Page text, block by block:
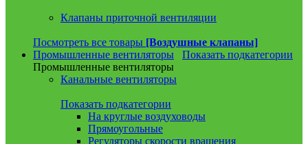
Клапаны приточной вентиляции
Посмотреть все товары [Воздушные клапаны]
Промышленные вентиляторы
Показать подкатегории
Промышленные вентиляторы
Канальные вентиляторы
Показать подкатегории
На круглые воздуховоды
Прямоугольные
Регуляторы скорости вращения